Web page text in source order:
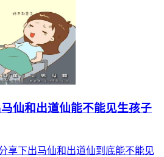
马仙和出道仙能不能见生孩子
享下出马仙和出道仙到底能不能见